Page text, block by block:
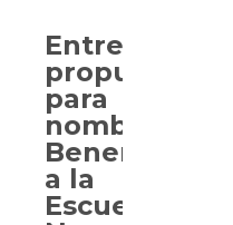
Entregan
propuesta
para
nombrar
Benemérita
a la
Escuela